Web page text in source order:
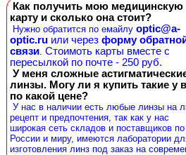
Как получить мою медицинскую
карту и сколько она стоит?
Нужно обратится по емайлу optic@a-
optic.ru или через форму
связи. Стоимоть карты вместе с
пересылкой по почте - 250 руб.
У меня сложные
линзы. Могу ли я купить такие у
по какой цене?
У нас в наличии есть любые линзы на
рецепт и предпочтения, так как у нас
широкая сеть складов и поставщиков
России и миру, имеются лаборатории
изготовления линз под заказ на